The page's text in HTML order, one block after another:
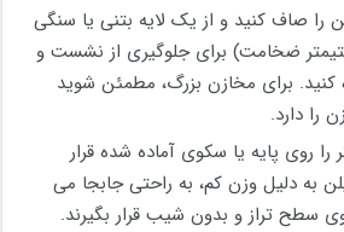
را صاف کنید و از یک لایه بتنی یا سنگی
۱۰ الی ۱۵ سانتیمتر ضخامت) برای جلوگیری از نشست و
کنید. برای مخازن بزرگ، مطمئن شوید
را دارد.
را روی پایه یا سکوی آماده‌ شده قرار
به ‌دلیل وزن کم، به ‌راحتی جابجا می
سطح تراز و بدون شیب قرار بگیرند.